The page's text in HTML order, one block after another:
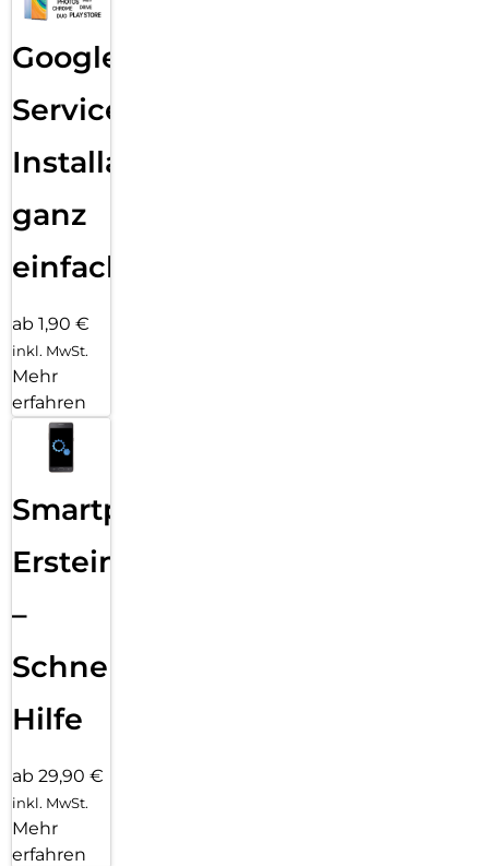
Google
Services
Installation
ganz
einfach
ab 1,90 €
inkl. MwSt.
Mehr
erfahren
Smartphone
Ersteinrichtung
–
Schnelle
Hilfe
ab 29,90 €
inkl. MwSt.
Mehr
erfahren